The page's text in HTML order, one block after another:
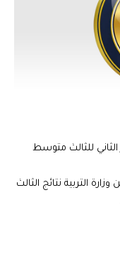
الثاني للثالث متوسط
التربية نتائج الثالث